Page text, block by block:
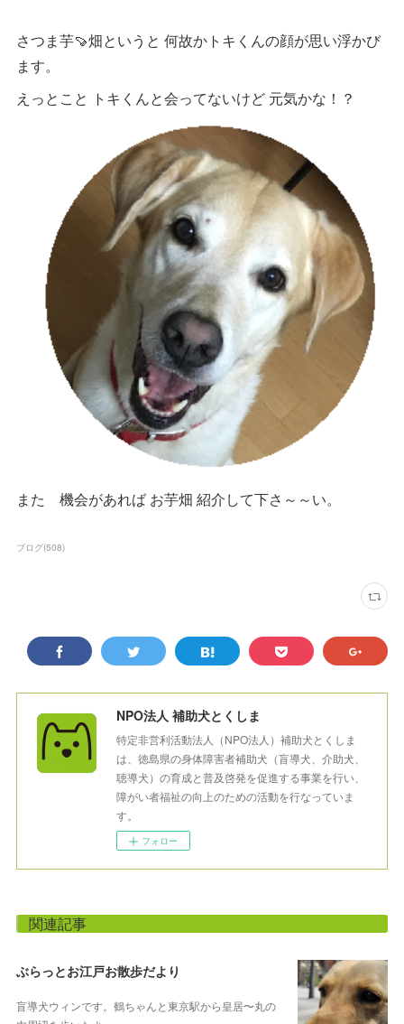
さつま芋🍠畑というと 何故かトキくんの顔が思い浮かび
ます。
えっとこと トキくんと会ってないけど 元気かな！？
また 機会があれば お芋畑 紹介して下さ～～い。
ブログ(508)
NPO法人 補助犬とくしま
特定非営利活動法人（NPO法人）補助犬とくしま
は、徳島県の身体障害者補助犬（盲導犬、介助犬、
聴導犬）の育成と普及啓発を促進する事業を行い、
障がい者福祉の向上のための活動を行なっていま
す。
フォロー
関連記事
ぶらっとお江戸お散歩だより
盲導犬ウィンです。鶴ちゃんと東京駅から皇居〜丸の